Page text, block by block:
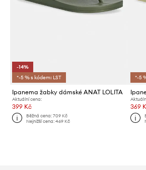
-14%
*-5 % s kódem: LST
Ipanema žabky dámské ANAT LOLITA
Aktuální cena:
399 Kč
Běžná cena:709 Kč
Nejnižší cena:469 Kč
*-5
369